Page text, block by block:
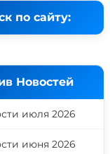
по сайту:
Новостей
июля 2026
июня 2026